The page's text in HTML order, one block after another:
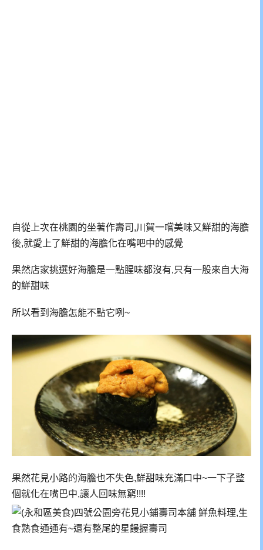
自從上次在桃園的坐著作壽司,川賀一嚐美味又鮮甜的海膽
後,就愛上了鮮甜的海膽化在嘴吧中的感覺
果然店家挑選好海膽是一點腥味都沒有,只有一股來自大海
的鮮甜味
所以看到海膽怎能不點它咧~
果然花見小路的海膽也不失色,鮮甜味充滿口中~一下子整
個就化在嘴巴中,讓人回味無窮!!!!